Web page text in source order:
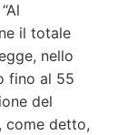
il totale
nello
fino al 55
del
come detto,